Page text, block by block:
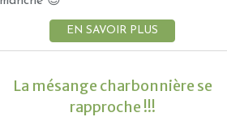
EN SAVOIR PLUS
La mésange charbonnière se
rapproche !!!